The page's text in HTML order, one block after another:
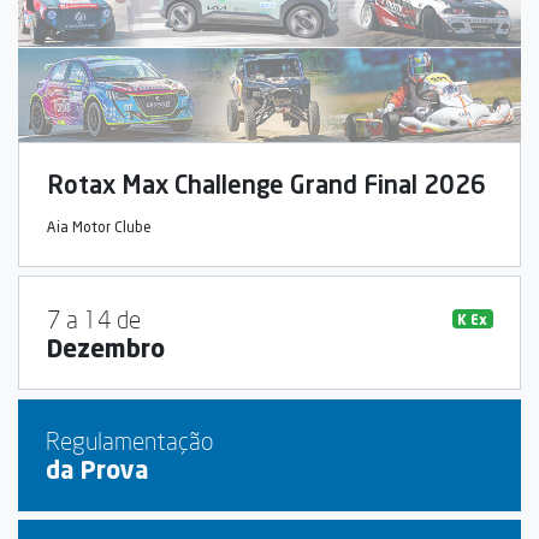
Rotax Max Challenge Grand Final 2026
Aia Motor Clube
7 a 14 de
Dezembro
K Ex
Regulamentação
da Prova